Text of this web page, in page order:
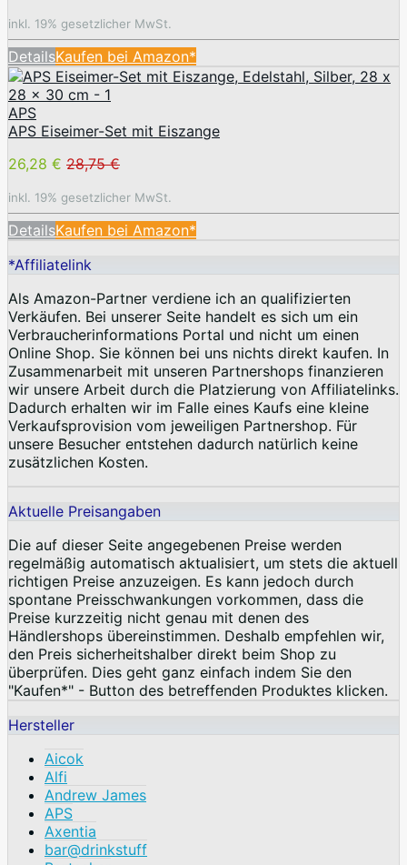
inkl. 19% gesetzlicher MwSt.
DetailsKaufen bei Amazon*
APS
APS Eiseimer-Set mit Eiszange
26,28 € 28,75 €
inkl. 19% gesetzlicher MwSt.
DetailsKaufen bei Amazon*
*Affiliatelink
Als Amazon-Partner verdiene ich an qualifizierten
Verkäufen. Bei unserer Seite handelt es sich um ein
Verbraucherinformations Portal und nicht um einen
Online Shop. Sie können bei uns nichts direkt kaufen. In
Zusammenarbeit mit unseren Partnershops finanzieren
wir unsere Arbeit durch die Platzierung von Affiliatelinks.
Dadurch erhalten wir im Falle eines Kaufs eine kleine
Verkaufsprovision vom jeweiligen Partnershop. Für
unsere Besucher entstehen dadurch natürlich keine
zusätzlichen Kosten.
Aktuelle Preisangaben
Die auf dieser Seite angegebenen Preise werden
regelmäßig automatisch aktualisiert, um stets die aktuell
richtigen Preise anzuzeigen. Es kann jedoch durch
spontane Preisschwankungen vorkommen, dass die
Preise kurzzeitig nicht genau mit denen des
Händlershops übereinstimmen. Deshalb empfehlen wir,
den Preis sicherheitshalber direkt beim Shop zu
überprüfen. Dies geht ganz einfach indem Sie den
"Kaufen*" - Button des betreffenden Produktes klicken.
Hersteller
Aicok
Alfi
Andrew James
APS
Axentia
bar@drinkstuff